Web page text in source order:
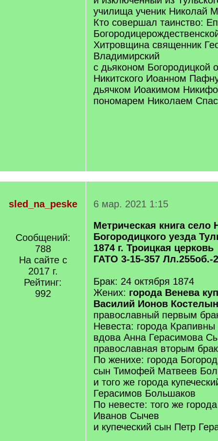
училища ученик Николай
Кто совершал таинство:
Хитровщина священник
Владимирский
с дьяконом Богородицкой
Никитского Иоанном
дьячком Иоакимом
пономарем Николаем
sled_na_peske
Сообщений:
788
На сайте с
2017 г.
Рейтинг:
992
6 мар. 2021 1:15
Метрическая книга село
Богородицкого уезда
1874 г. Троицкая церковь
ГАТО 3-15-357 Лл.255об.-
Брак: 24 октября 1874
Жених: города Венева
Василий Ионов
православный первым
Невеста: города Крапивны
вдова Анна Герасимова
православная вторым
По женихе: города
сын Тимофей Матвеев
и того же города
Герасимов Большаков
По невесте: того же
Иванов Сычев
и купеческий сын Петр